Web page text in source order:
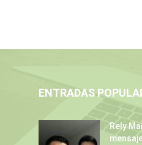
ENTRADAS
Rely